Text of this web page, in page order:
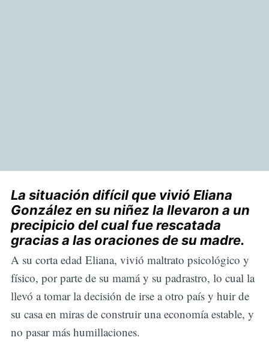
La situación difícil que vivió Eliana
González en su niñez la llevaron a un
precipicio del cual fue rescatada
gracias a las oraciones de su madre.
A su corta edad Eliana, vivió maltrato psicológico y
físico, por parte de su mamá y su padrastro, lo cual la
llevó a tomar la decisión de irse a otro país y huir de
su casa en miras de construir una economía estable, y
no pasar más humillaciones.